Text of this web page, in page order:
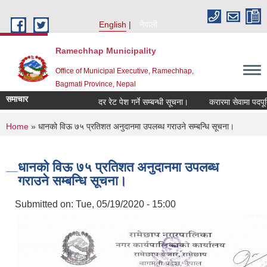
English
नेपाली
Ramechhap Municipality
Office of Municipal Executive, Ramechhap,
Bagmati Province, Nepal
समाचार दर रेट पेश गर्ने सम्बन्धी सूचना। करारमा सेवामा पदपूर्ति
You are here
Home » धानको विऊ ७५ प्रतिशत अनुदानमा उपलब्ध गराउने सम्बन्धि सूचना।
धानको विऊ ७५ प्रतिशत अनुदानमा उपलब्ध
गराउने सम्बन्धि सूचना।
Submitted on: Tue, 05/19/2020 - 15:00